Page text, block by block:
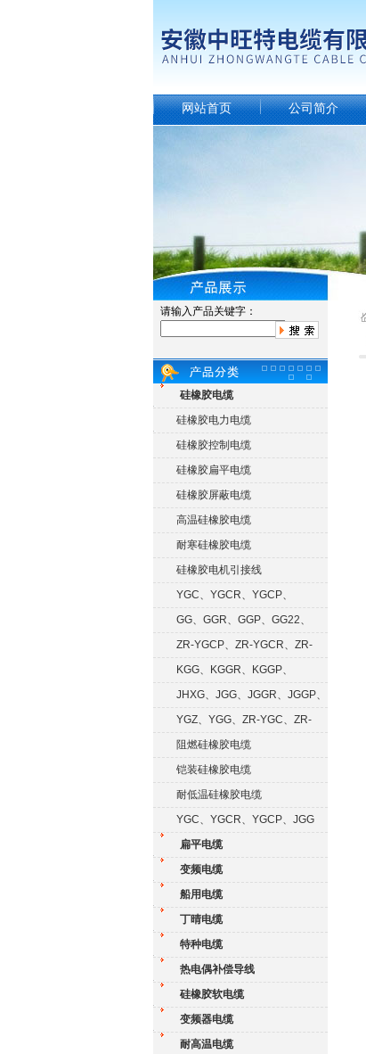
网站首页 公司简介
请输入产品关键字：
硅橡胶电缆
硅橡胶电力电缆
硅橡胶控制电缆
硅橡胶扁平电缆
硅橡胶屏蔽电缆
高温硅橡胶电缆
耐寒硅橡胶电缆
硅橡胶电机引接线
YGC、YGCR、YGCP、
YGCRP
GG、GGR、GGP、GG22、
GGRP
ZR-YGCP、ZR-YGCR、ZR-
YGCRP
KGG、KGGR、KGGP、
KGGRP
JHXG、JGG、JGGR、JGGP、
JGGFYGZ、YGG、ZR-YGC、ZR-
KGG阻燃硅橡胶电缆
铠装硅橡胶电缆
耐低温硅橡胶电缆
YGC、YGCR、YGCP、JGG
扁平电缆
变频电缆
船用电缆
丁晴电缆
特种电缆
热电偶补偿导线
硅橡胶软电缆
变频器电缆
耐高温电缆